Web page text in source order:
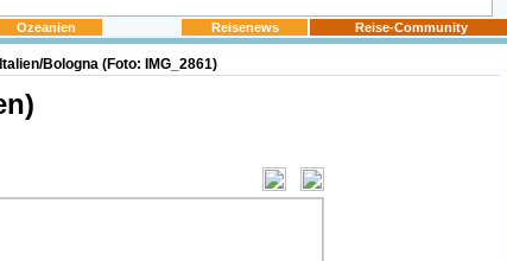
Ozeanien Reisenews Reise-Community
Bologna (Foto: IMG_2861)